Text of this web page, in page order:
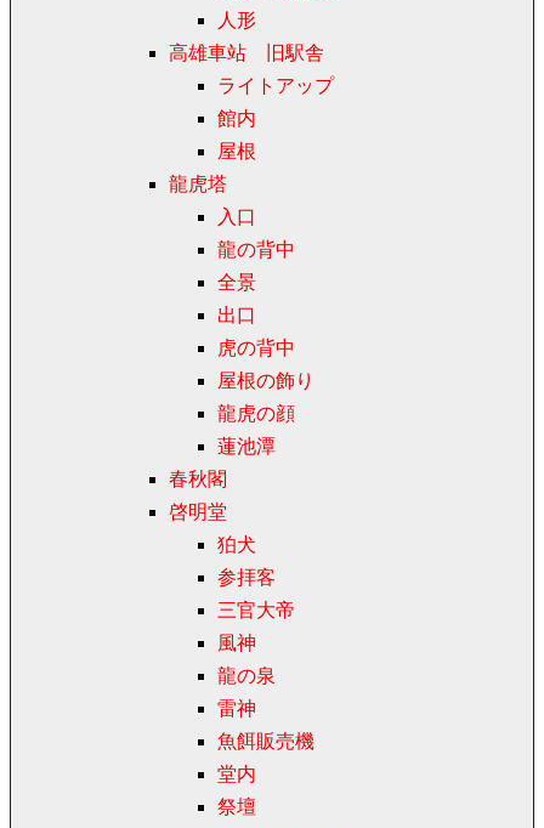
人形
高雄車站 旧駅舎
ライトアップ
館内
屋根
龍虎塔
入口
龍の背中
全景
出口
虎の背中
屋根の飾り
龍虎の顔
蓮池潭
春秋閣
啓明堂
狛犬
参拝客
三官大帝
風神
龍の泉
雷神
魚餌販売機
堂内
祭壇